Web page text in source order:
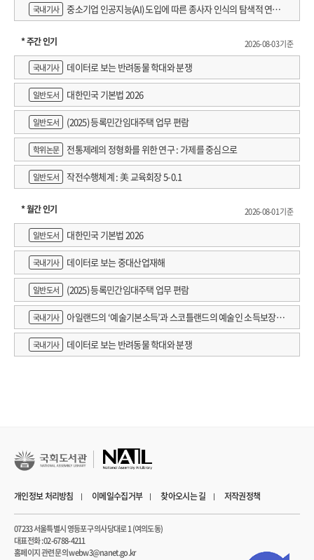
국내기사
중소기업 인공지능(AI) 도입에 따른 종사자 인식의 탐색적 연구 :
* 주간 인기
2026-08-03 기준
국내기사
데이터로 보는 반려동물 학대와 분쟁
일반도서 대한민국 기본법 2026
일반도서 (2025) 등록민간임대주택 업무 편람
학위논문 전통제례의 정형화를 위한 연구 : 가제를 중심으로
일반도서 작전수행체계 : 美 교육회장 5-0.1
* 월간 인기
2026-08-01 기준
일반도서
대한민국 기본법 2026
국내기사 데이터로 보는 중대산업재해
일반도서 (2025) 등록민간임대주택 업무 편람
국내기사
아일랜드의 ‘예술기본소득’과 스코틀랜드의 예술인 소득보장정
책 논의
국내기사 데이터로 보는 반려동물 학대와 분쟁
개인정보 처리방침 이메일수집거부 찾아오시는 길 저작권정책
07233 서울특별시 영등포구 의사당대로 1 (여의도동)
대표전화 : 02-6788-4211
홈페이지 관련 문의 webw3@nanet.go.kr